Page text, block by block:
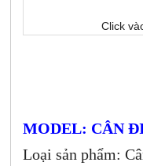
Click
MODEL: CÂN
Loại sản phẩm: